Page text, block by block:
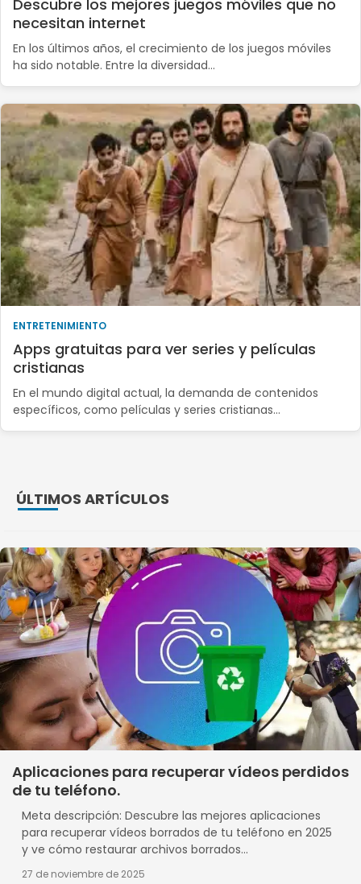
Descubre los mejores juegos móviles que no
necesitan internet
En los últimos años, el crecimiento de los juegos móviles
ha sido notable. Entre la diversidad…
ENTRETENIMIENTO
Apps gratuitas para ver series y películas
cristianas
En el mundo digital actual, la demanda de contenidos
específicos, como películas y series cristianas…
ÚLTIMOS ARTÍCULOS
Aplicaciones para recuperar vídeos perdidos
de tu teléfono.
Meta descripción: Descubre las mejores aplicaciones
para recuperar vídeos borrados de tu teléfono en 2025
y ve cómo restaurar archivos borrados...
27 de noviembre de 2025